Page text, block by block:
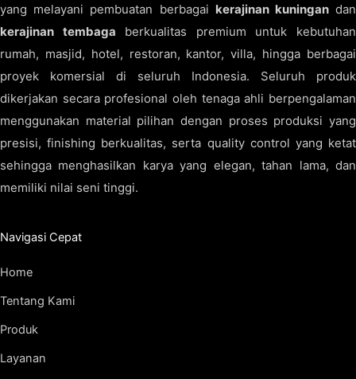
yang melayani pembuatan berbagai kerajinan kuningandan
kerajinan tembaga berkualitas premium untuk kebutuhan
rumah, masjid, hotel, restoran, kantor, villa, hingga berbagai
proyek komersial di seluruh Indonesia. Seluruh produk
dikerjakan secara profesional oleh tenaga ahli berpengalaman
menggunakan material pilihan dengan proses produksi yang
presisi, finishing berkualitas, serta quality control yang ketat
sehingga menghasilkan karya yang elegan, tahan lama, dan
memiliki nilai seni tinggi.
Navigasi Cepat
Home
Tentang Kami
Produk
Layanan